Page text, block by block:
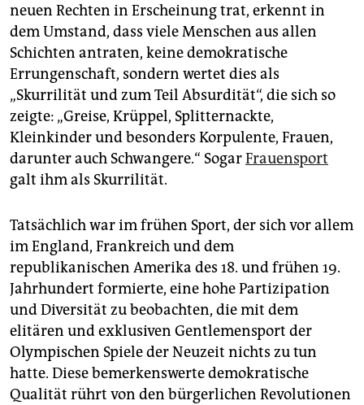
neuen Rechten in Erscheinung trat, erkennt in
dem Umstand, dass viele Menschen aus allen
Schichten antraten, keine demokratische
Errungenschaft, sondern wertet dies als
„Skurrilität und zum Teil Absurdität“, die sich so
zeigte: „Greise, Krüppel, Splitternackte,
Kleinkinder und besonders Korpulente, Frauen,
darunter auch Schwangere.“ SogarFrauensport
galt ihm als Skurrilität.
Tatsächlich war im frühen Sport, der sich vor allem
im England, Frankreich und dem
republikanischen Amerika des 18. und frühen 19.
Jahrhundert formierte, eine hohe Partizipation
und Diversität zu beobachten, die mit dem
elitären und exklusiven Gentlemensport der
Olympischen Spiele der Neuzeit nichts zu tun
hatte. Diese bemerkenswerte demokratische
Qualität rührt von den bürgerlichen Revolutionen